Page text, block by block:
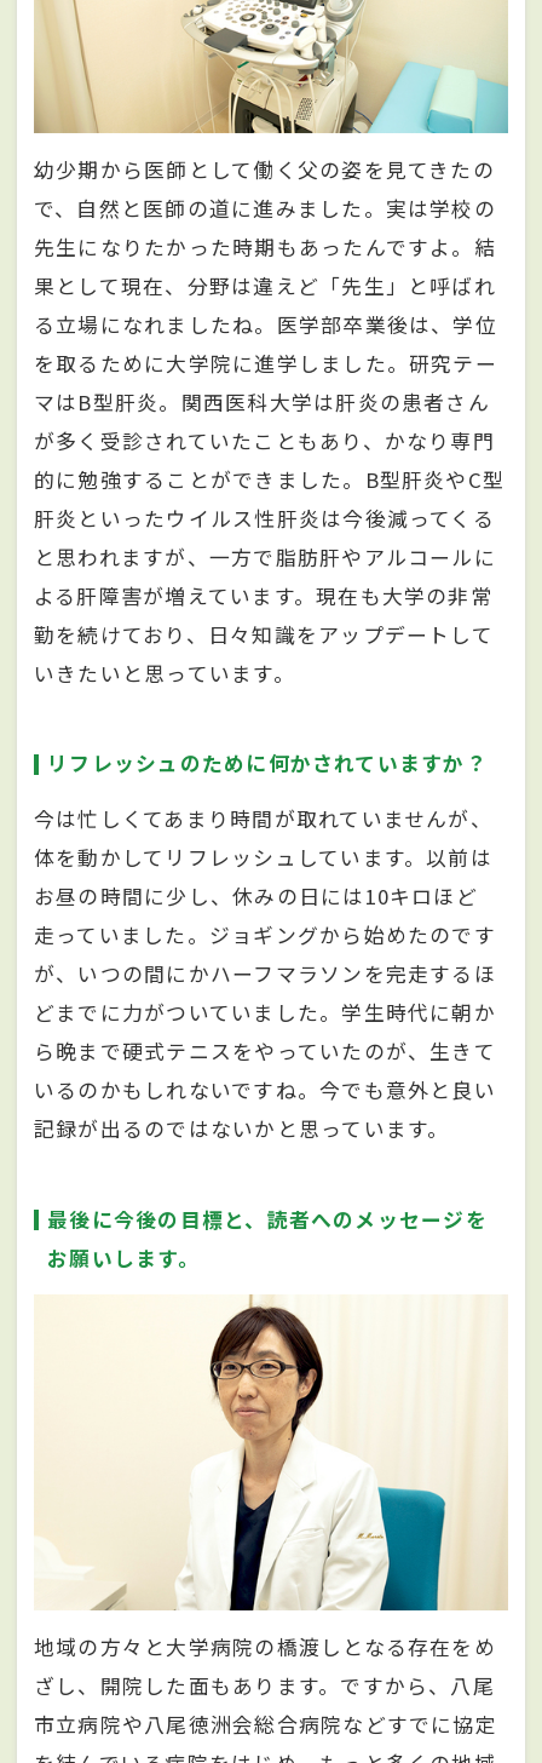
幼少期から医師として働く父の姿を見てきたの
で、自然と医師の道に進みました。実は学校の
先生になりたかった時期もあったんですよ。結
果として現在、分野は違えど「先生」と呼ばれ
る立場になれましたね。医学部卒業後は、学位
を取るために大学院に進学しました。研究テー
マはB型肝炎。関西医科大学は肝炎の患者さん
が多く受診されていたこともあり、かなり専門
的に勉強することができました。B型肝炎やC型
肝炎といったウイルス性肝炎は今後減ってくる
と思われますが、一方で脂肪肝やアルコールに
よる肝障害が増えています。現在も大学の非常
勤を続けており、日々知識をアップデートして
いきたいと思っています。
リフレッシュのために何かされていますか？
今は忙しくてあまり時間が取れていませんが、
体を動かしてリフレッシュしています。以前は
お昼の時間に少し、休みの日には10キロほど
走っていました。ジョギングから始めたのです
が、いつの間にかハーフマラソンを完走するほ
どまでに力がついていました。学生時代に朝か
ら晩まで硬式テニスをやっていたのが、生きて
いるのかもしれないですね。今でも意外と良い
記録が出るのではないかと思っています。
最後に今後の目標と、読者へのメッセージを
お願いします。
地域の方々と大学病院の橋渡しとなる存在をめ
ざし、開院した面もあります。ですから、八尾
市立病院や八尾徳洲会総合病院などすでに協定